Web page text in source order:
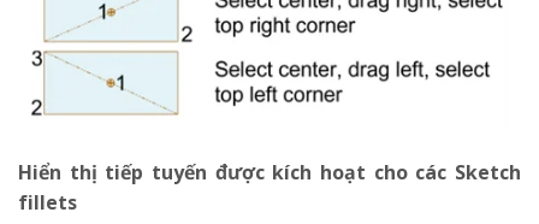
Hiển thị tiếp tuyến được kích hoạt cho các Sketch
fillets